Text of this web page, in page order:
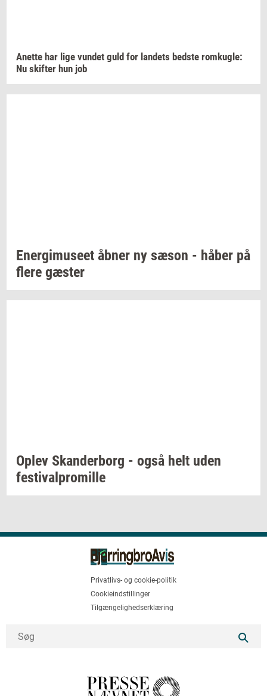
Anet­te har lige vun­det guld for lan­dets bed­ste rom­kug­le:
Nu skif­ter hun job
Ener­gi­mu­se­et åbner ny sæson - håber på
flere gæ­ster
Oplev Skan­der­borg - også helt uden
festi­val­pro­mil­le
Privatlivs- og cookie-politik
Cookieindstillinger
Tilgængelighedserklæring